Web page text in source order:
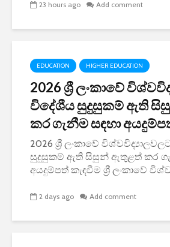
23 hours ago Add comment
EDUCATION HIGHER EDUCATION
2026 ශ්‍රී ලංකාවේ
විදේශීය සුදුසුකම් ඇති
කර ගැනීම සඳහා
2026 ශ්‍රී ලංකාවේ
සුදුසුකම් ඇති සිසුන් ඇතුළත් කර
අයදුම්පත් කැඳවීම ශ්‍රී ලංකාවේ
2 days ago Add comment